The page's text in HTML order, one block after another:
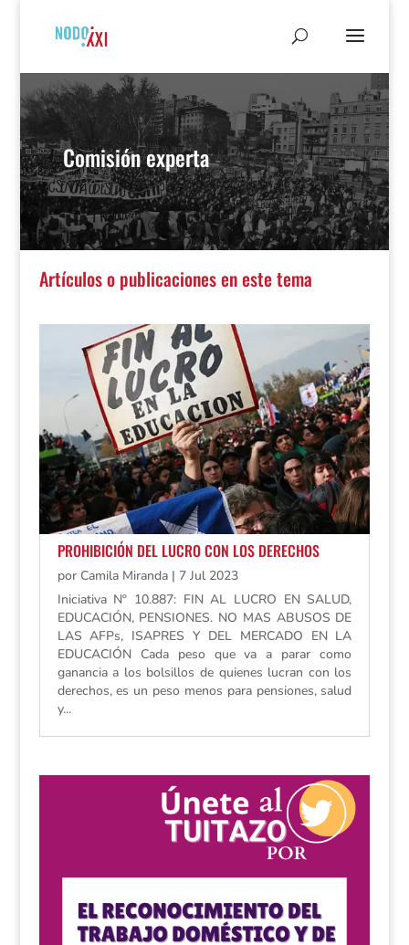
Comisión experta
Artículos o publicaciones en este tema
PROHIBICIÓN DEL LUCRO CON LOS DERECHOS
por Camila Miranda| 7 Jul 2023
Iniciativa Nº 10.887: FIN AL LUCRO EN SALUD,
EDUCACIÓN, PENSIONES. NO MAS ABUSOS DE
LAS AFPs, ISAPRES Y DEL MERCADO EN LA
EDUCACIÓN Cada peso que va a parar como
ganancia a los bolsillos de quienes lucran con los
derechos, es un peso menos para pensiones, salud
y...